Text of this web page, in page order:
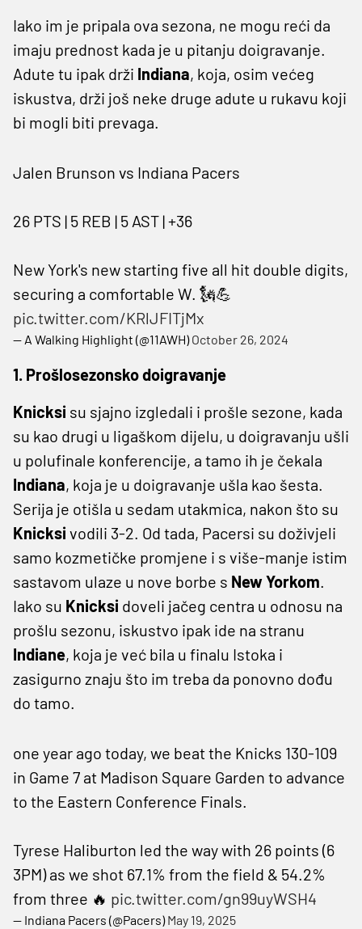
Iako im je pripala ova sezona, ne mogu reći da
imaju prednost kada je u pitanju doigravanje.
Adute tu ipak drži Indiana, koja, osim većeg
iskustva, drži još neke druge adute u rukavu koji
bi mogli biti prevaga.
Jalen Brunson vs Indiana Pacers
26 PTS | 5 REB | 5 AST | +36
New York's new starting five all hit double digits,
securing a comfortable W. 🗽💪
pic.twitter.com/KRlJFITjMx
— A Walking Highlight (@11AWH)October 26, 2024
1. Prošlosezonsko doigravanje
Knicksi su sjajno izgledali i prošle sezone, kada
su kao drugi u ligaškom dijelu, u doigravanju ušli
u polufinale konferencije, a tamo ih je čekala
Indiana, koja je u doigravanje ušla kao šesta.
Serija je otišla u sedam utakmica, nakon što su
Knicksi vodili 3-2. Od tada, Pacersi su doživjeli
samo kozmetičke promjene i s više-manje istim
sastavom ulaze u nove borbe s New Yorkom.
Iako su Knicksi doveli jačeg centra u odnosu na
prošlu sezonu, iskustvo ipak ide na stranu
Indiane, koja je već bila u finalu Istoka i
zasigurno znaju što im treba da ponovno dođu
do tamo.
one year ago today, we beat the Knicks 130-109
in Game 7 at Madison Square Garden to advance
to the Eastern Conference Finals.
Tyrese Haliburton led the way with 26 points (6
3PM) as we shot 67.1% from the field & 54.2%
from three 🔥 pic.twitter.com/gn99uyWSH4
— Indiana Pacers (@Pacers)May 19, 2025